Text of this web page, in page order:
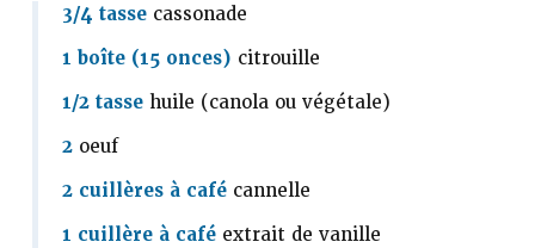
3/4 tasse cassonade
1 boîte (15 onces) citrouille
1/2 tasse huile (canola ou végétale)
2 oeuf
2 cuillères à café cannelle
1 cuillère à café extrait de vanille